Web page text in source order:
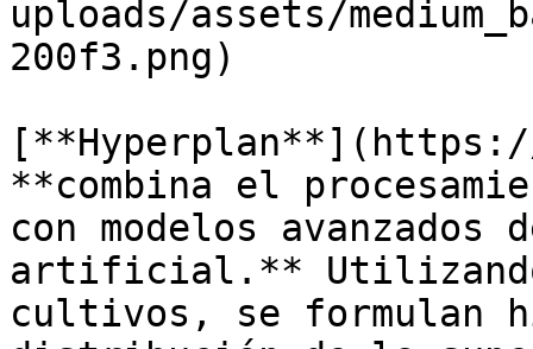
uploads/assets/
200f3.png)
**combina el
con modelos
artificial.** Utilizando
cultivos, se formulan